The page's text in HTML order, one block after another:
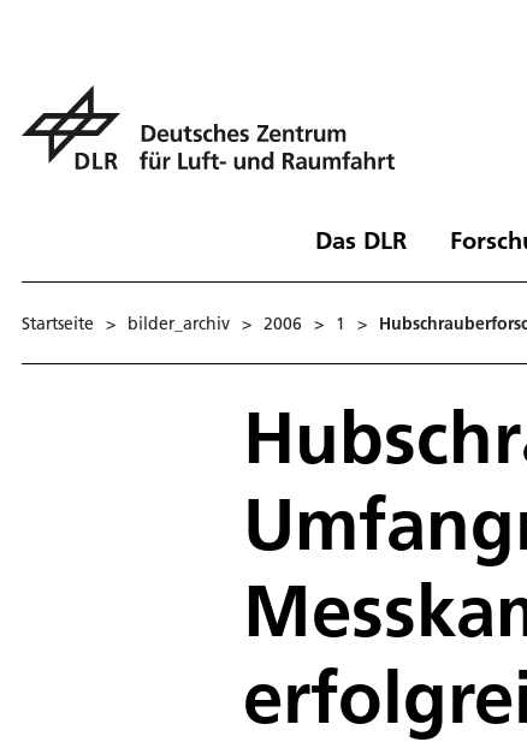
Das DLR
Startseite > bilder_archiv > 2006 > 1 >